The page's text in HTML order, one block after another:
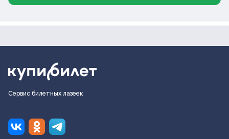
Сервис билетных лазеек